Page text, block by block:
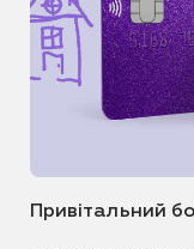
Привітальний